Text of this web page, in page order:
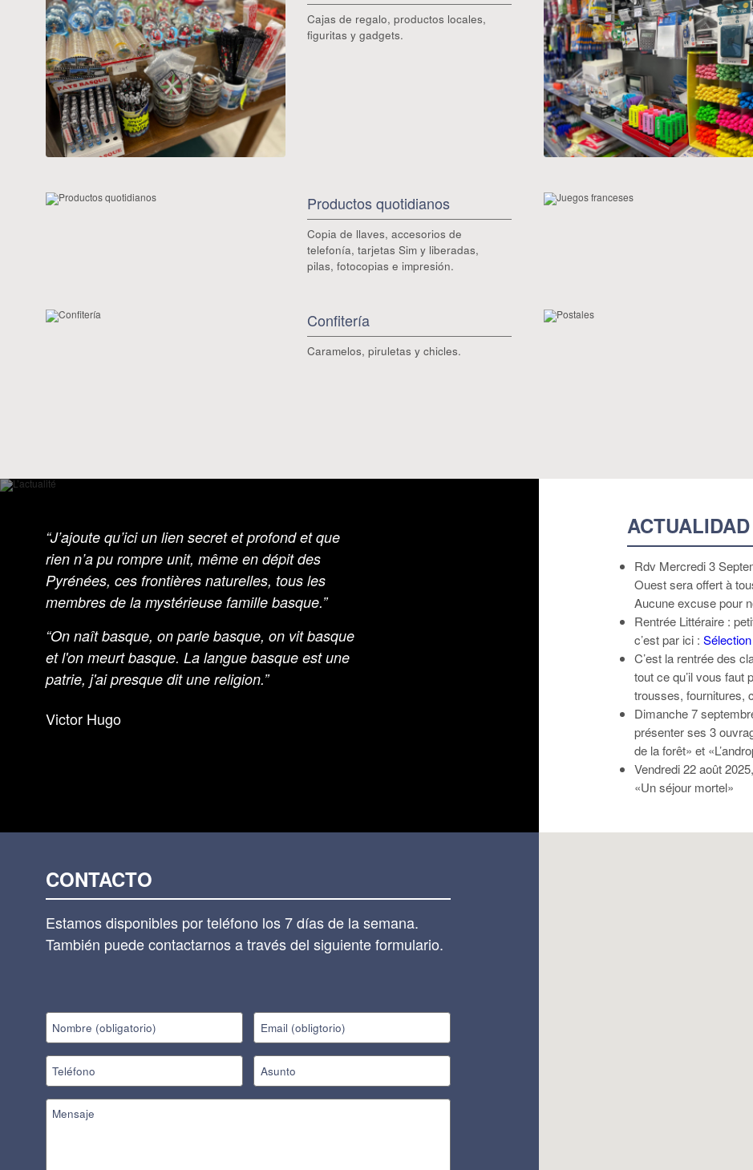
Cajas de regalo, productos locales,
figuritas y gadgets.
Productos quotidianos
Copia de llaves, accesorios de
telefonía, tarjetas Sim y liberadas,
pilas, fotocopias e impresión.
Confitería
Caramelos, piruletas y chicles.
J’ajoute qu’ici un lien secret et profond et que
rien n’a pu rompre unit, même en dépit des
Pyrénées, ces frontières naturelles, tous les
membres de la mystérieuse famille basque.
On naît basque, on parle basque, on vit basque
et l'on meurt basque. La langue basque est une
patrie, j'ai presque dit une religion.
Victor Hugo
ACTUALIDAD
Rdv Mercredi 3
Ouest sera offert à
Aucune excuse pour
Rentrée Littéraire :
c’est par ici :
C’est la rentrée des
tout ce qu’il vous faut
trousses, fournitures,
Dimanche 7
présenter ses 3
de la forêt» et
Vendredi 22 août
«Un séjour mortel»
CONTACTO
Estamos disponibles por teléfono los 7 días de la semana.
También puede contactarnos a través del siguiente formulario.